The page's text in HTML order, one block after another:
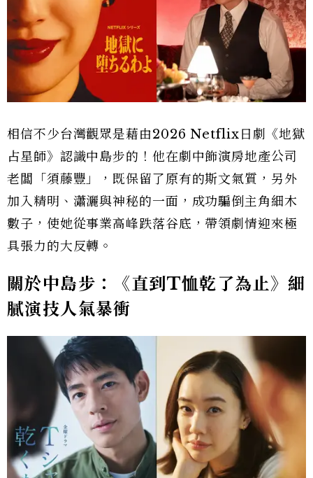
相信不少台灣觀眾是藉由2026 Netflix日劇《地獄
占星師》認識中島步的！他在劇中飾演房地產公司
老闆「須藤豐」，既保留了原有的斯文氣質，另外
加入精明、瀟灑與神秘的一面，成功騙倒主角細木
數子，使她從事業高峰跌落谷底，帶領劇情迎來極
具張力的大反轉。
關於中島步：《直到T恤乾了為止》細
膩演技人氣暴衝